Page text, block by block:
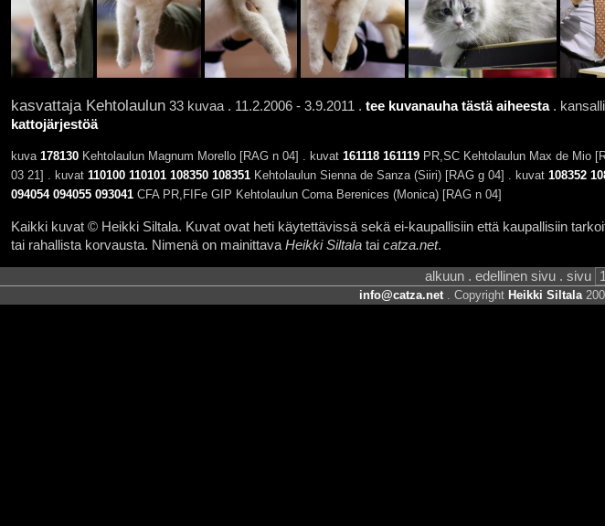
kasvattaja Kehtolaulun33 kuvaa . 11.2.2006 - 3.9.2011 . tee kuvanauha tästä aiheesta.
kattojärjestöä
kuva 178130Kehtolaulun Magnum Morello [RAG n 04] . kuvat 161118 161119PR,SC Kehtolaulun Max de Mio
03 21] . kuvat 110100 110101 108350 108351Kehtolaulun Sienna de Sanza (Siiri) [RAG g 04] . kuvat 108352
094054 094055 093041CFA PR,FIFe GIP Kehtolaulun Coma Berenices (Monica) [RAG n 04]
Kaikki kuvat © Heikki Siltala. Kuvat ovat heti käytettävissä sekä ei-kaupallisiin että kaupallisiin
tai rahallista korvausta. Nimenä on mainittava Heikki Siltalatai catza.net.
alkuun . edellinen sivu . sivu
info@catza.net. Copyright Heikki Siltala